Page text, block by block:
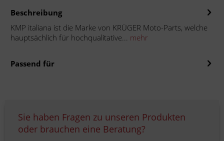
Beschreibung
KMP italiana ist die Marke von KRÜGER Moto-Parts, welche
hauptsächlich für hochqualitative... mehr
Passend für
Sie haben Fragen zu unseren Produkten
oder brauchen eine Beratung?